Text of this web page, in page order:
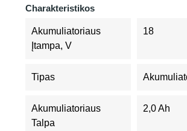
Charakteristikos
Akumuliatoriaus
Įtampa, V
18
Tipas
Akumuliatoriaus
Talpa
2,0 Ah